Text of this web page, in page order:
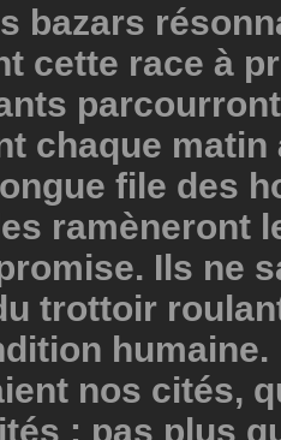
bazars
cette race à
chaque matin
file des
ramèneront
Ils ne
trottoir
nos cités,
: pas plus